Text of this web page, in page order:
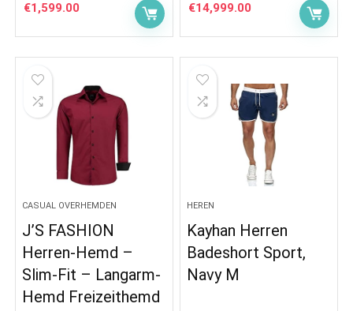
€1,599.00 €14,999.00
CASUAL OVERHEMDEN
J’S FASHION
Herren-Hemd –
Slim-Fit – Langarm-
Hemd Freizeithemd
HEREN
Kayhan Herren
Badeshort Sport,
Navy M